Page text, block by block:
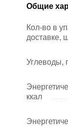
Общие
Кол-во в
доставке,
Углеводы, г
ккал